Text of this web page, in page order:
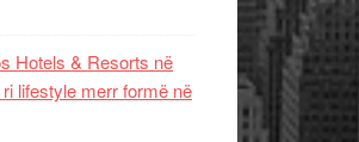
Hotels & Resorts në
lifestyle merr formë në